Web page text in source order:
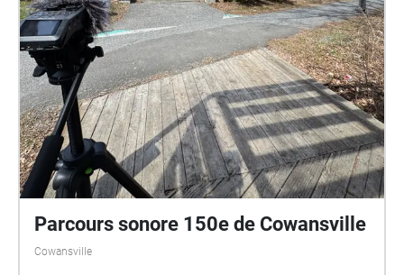
Parcours sonore 150e de Cowansville
Cowansville